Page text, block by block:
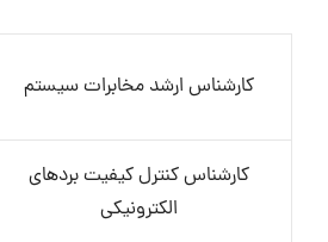
کارشناس ارشد مخابرات سیستم
کارشناس کنترل کیفیت بردهای
الکترونیکی